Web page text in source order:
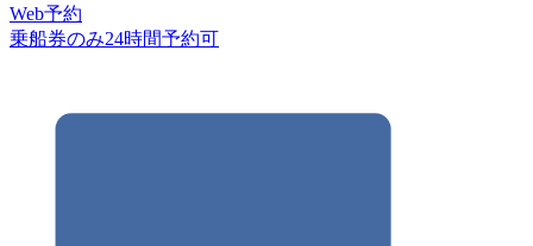
Web予約
乗船券のみ24時間予約可